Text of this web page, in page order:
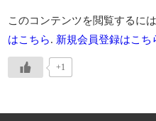
このコンテンツを閲覧するに
はこちら. 新規会員登録はこち
+1